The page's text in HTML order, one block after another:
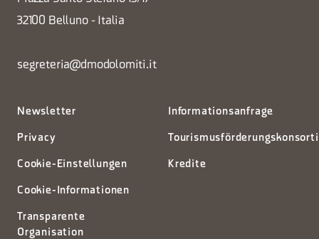
32100 Belluno - Italia
segreteria@dmodolomiti.it
Newsletter
Privacy
Cookie-Einstellungen
Cookie-Informationen
Transparente
Organisation
Informationsanfrage
Kredite